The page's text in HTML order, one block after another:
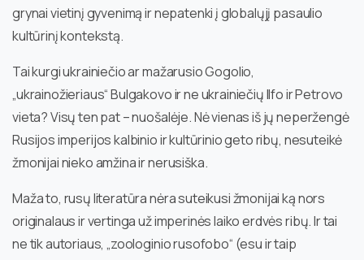
grynai vietinį gyvenimą ir nepatenki į globalųjį pasaulio
kultūrinį kontekstą.
Tai kurgi ukrainiečio ar mažarusio Gogolio,
„ukrainožieriaus“ Bulgakovo ir ne ukrainiečių Ilfo ir Petrovo
vieta? Visų ten pat – nuošalėje. Nė vienas iš jų neperžengė
Rusijos imperijos kalbinio ir kultūrinio geto ribų, nesuteikė
žmonijai nieko amžina ir nerusiška.
Maža to, rusų literatūra nėra suteikusi žmonijai ką nors
originalaus ir vertinga už imperinės laiko erdvės ribų. Ir tai
ne tik autoriaus, „zoologinio rusofobo“ (esu ir taip